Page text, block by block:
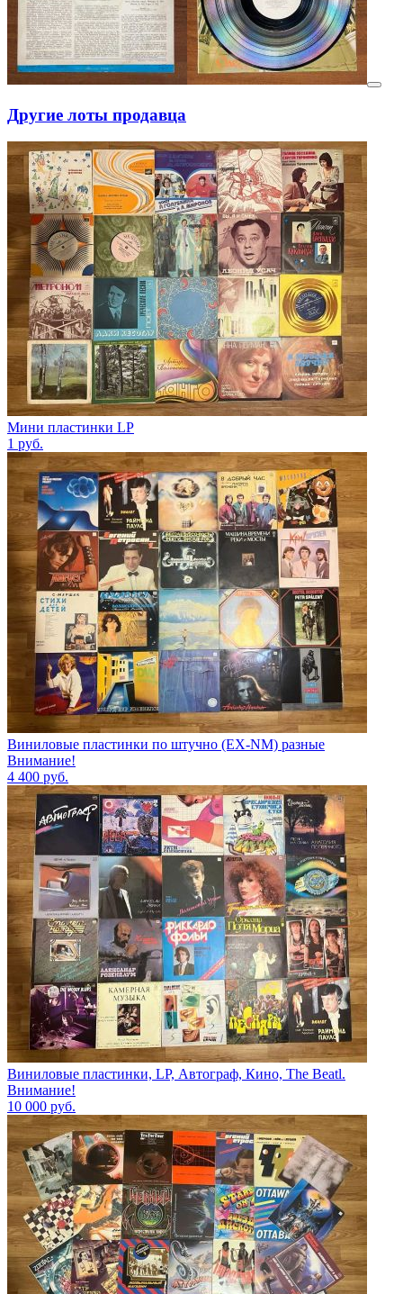
Другие лоты продавца
Мини пластинки LP
1 руб.
Виниловые пластинки по штучно (EX-NM) разные
Внимание!
4 400 руб.
Виниловые пластинки, LP, Автограф, Кино, The Beatl.
Внимание!
10 000 руб.